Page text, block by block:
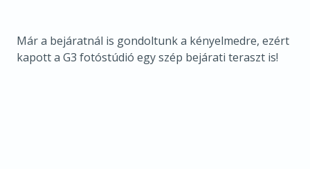
Már a bejáratnál is gondoltunk a kényelmedre, ezért
kapott a G3 fotóstúdió egy szép bejárati teraszt is!